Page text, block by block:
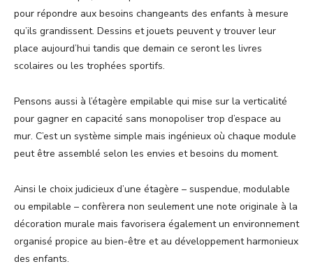
pour répondre aux besoins changeants des enfants à mesure
qu’ils grandissent. Dessins et jouets peuvent y trouver leur
place aujourd’hui tandis que demain ce seront les livres
scolaires ou les trophées sportifs.
Pensons aussi à l’étagère empilable qui mise sur la verticalité
pour gagner en capacité sans monopoliser trop d’espace au
mur. C’est un système simple mais ingénieux où chaque module
peut être assemblé selon les envies et besoins du moment.
Ainsi le choix judicieux d’une étagère – suspendue, modulable
ou empilable – confèrera non seulement une note originale à la
décoration murale mais favorisera également un environnement
organisé propice au bien-être et au développement harmonieux
des enfants.